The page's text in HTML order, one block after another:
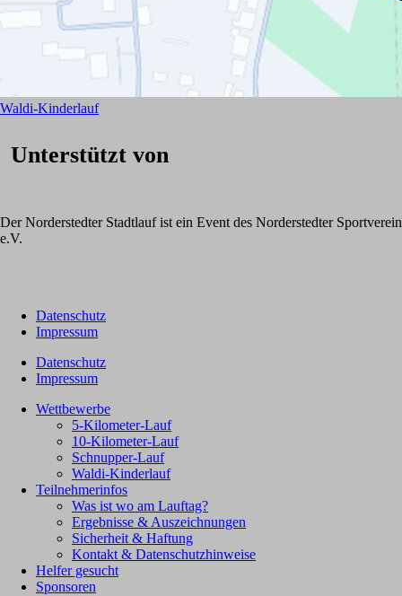
Waldi-Kinderlauf
Unterstützt von
Der Norderstedter Stadtlauf ist ein Event des Norderstedter Sportverein
e.V.
Datenschutz
Impressum
Datenschutz
Impressum
Wettbewerbe
5-Kilometer-Lauf
10-Kilometer-Lauf
Schnupper-Lauf
Waldi-Kinderlauf
Teilnehmerinfos
Was ist wo am Lauftag?
Ergebnisse & Auszeichnungen
Sicherheit & Haftung
Kontakt & Datenschutzhinweise
Helfer gesucht
Sponsoren